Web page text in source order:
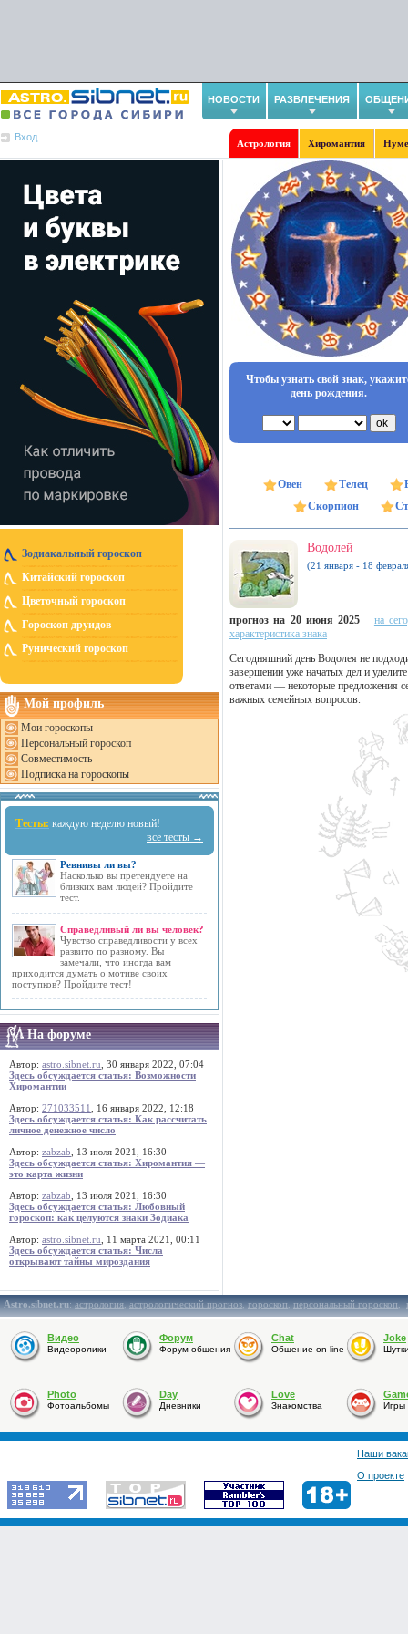
НОВОСТИ РАЗВЛЕЧЕНИЯ
Вход
Астрология Хиромантия
Зодиакальный гороскоп
Китайский гороскоп
Цветочный гороскоп
Гороскоп друидов
Рунический гороскоп
Мой профиль
Мои гороскопы
Персональный гороскоп
Совместимость
Подписка на гороскопы
Тесты: каждую неделю новый!
все тесты →
Ревнивы ли вы?
Насколько вы претендуете на
близких вам людей? Пройдите
тест.
Справедливый ли вы человек?
Чувство справедливости у всех
развито по разному. Вы
замечали, что иногда вам
приходится думать о мотиве своих
поступков? Пройдите тест!
На форуме
Автор: astro.sibnet.ru , 30 января 2022, 07:04
Здесь обсуждается статья: Возможности
Хиромантии
Автор: 271033511
, 16 января 2022, 12:18
Здесь обсуждается статья: Как рассчитать
личное денежное число
Автор: zabzab , 13 июля 2021, 16:30
Здесь обсуждается статья: Хиромантия —
это карта жизни
Автор: zabzab , 13 июля 2021, 16:30
Здесь обсуждается статья: Любовный
гороскоп: как целуются знаки Зодиака
Автор: astro.sibnet.ru , 11 марта 2021, 00:11
Здесь обсуждается статья: Числа
открывают тайны мироздания
Чтобы узнать свой знак,
день рождения.
Овен Телец
Скорпион
Водолей
(21 января - 18
прогноз на 20 июня 2025
на
характеристика знака
Сегодняшний день Водолея не
завершении уже начатых дел и
ответами — некоторые предложения
важных семейных вопросов.
Astro.sibnet.ru:астрология,астрологический прогноз,гороскоп,персональный гороскоп,
Видео
Видеоролики
Форум
Форум общения
Chat
Общение on-line
Joke
Photo
Фотоальбомы
Day
Дневники
Love
Знакомства Игры
Наши
О проекте